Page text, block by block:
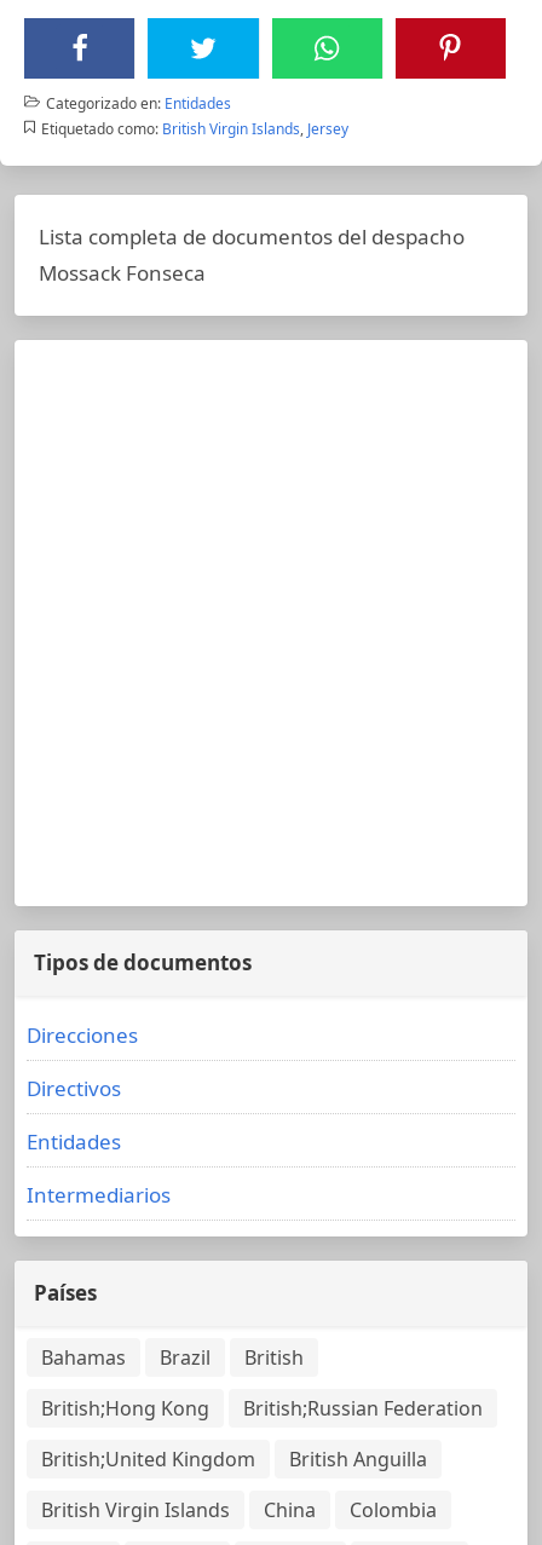
Categorizado en: Entidades
Etiquetado como: British Virgin Islands, Jersey
Lista completa de documentos del despacho
Mossack Fonseca
Tipos de documentos
Direcciones
Directivos
Entidades
Intermediarios
Países
Bahamas Brazil
British
British;Hong Kong
British;Russian Federation
British;United Kingdom
British Anguilla
British Virgin Islands
China
Colombia